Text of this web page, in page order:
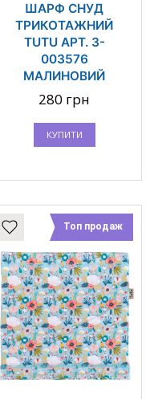
ШАРФ СНУД
ТРИКОТАЖНИЙ
TUTU АРТ. 3-
003576
МАЛИНОВИЙ
280 грн
КУПИТИ
Топ продаж